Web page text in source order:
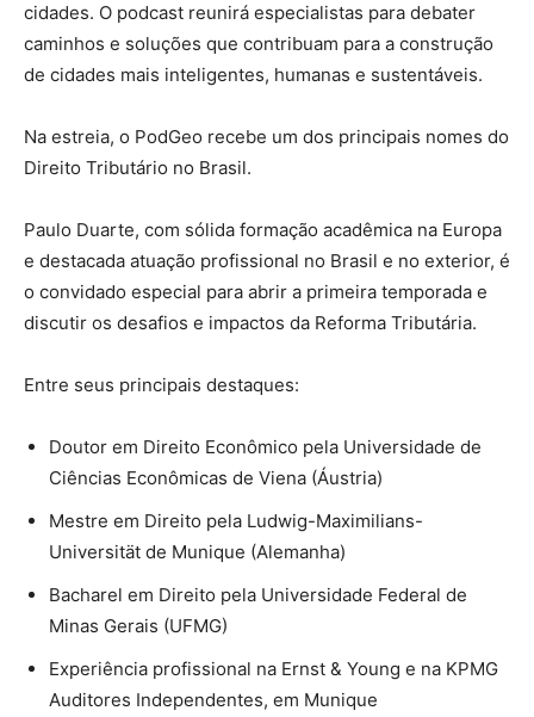
cidades. O podcast reunirá especialistas para debater
caminhos e soluções que contribuam para a construção
de cidades mais inteligentes, humanas e sustentáveis.
Na estreia, o PodGeo recebe um dos principais nomes do
Direito Tributário no Brasil.
Paulo Duarte, com sólida formação acadêmica na Europa
e destacada atuação profissional no Brasil e no exterior, é
o convidado especial para abrir a primeira temporada e
discutir os desafios e impactos da Reforma Tributária.
Entre seus principais destaques:
Doutor em Direito Econômico pela Universidade de
Ciências Econômicas de Viena (Áustria)
Mestre em Direito pela Ludwig-Maximilians-
Universität de Munique (Alemanha)
Bacharel em Direito pela Universidade Federal de
Minas Gerais (UFMG)
Experiência profissional na Ernst & Young e na KPMG
Auditores Independentes, em Munique